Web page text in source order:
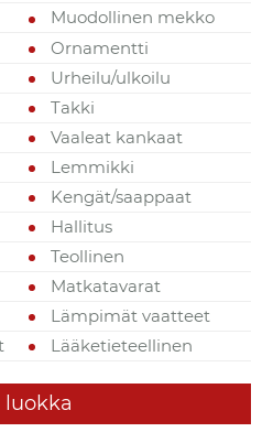
Muodollinen mekko
Ornamentti
Urheilu/ulkoilu
Takki
Vaaleat kankaat
Lemmikki
Kengät/saappaat
Hallitus
Teollinen
Matkatavarat
Lämpimät vaatteet
Lääketieteellinen